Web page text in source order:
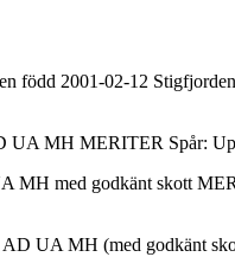
född 2001-02-12
UA MH MERITER Spår:
MH med godkänt skott
AD UA MH (med godkänt